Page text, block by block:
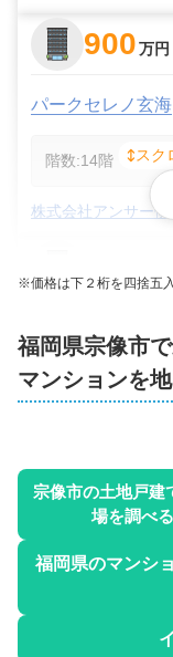
900万円
パークセレノ玄海
階数:14階
株式会社アンサー
階数:4階
1,100
スク
※価格は下２桁を四捨五
福岡県宗像市
マンションを
宗像市の土地戸建
場を調べる
福岡県のマンシ